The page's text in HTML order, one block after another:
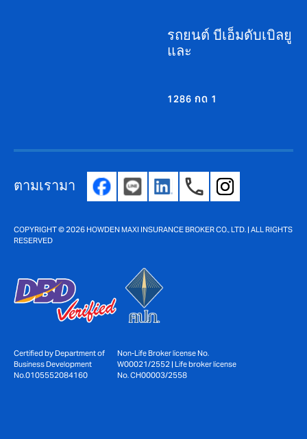
รถยนต์ บีเอ็มดับเบิลยู
และ
1286 กด 1
ตามเรามา
COPYRIGHT © 2026 HOWDEN MAXI INSURANCE BROKER CO., LTD. | ALL RIGHTS
RESERVED
Certified by Department of
Business Development
No.0105552084160
Non-Life Broker license No.
W00021/2552 | Life broker license
No. CH00003/2558